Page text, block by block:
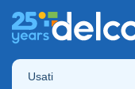
Usati